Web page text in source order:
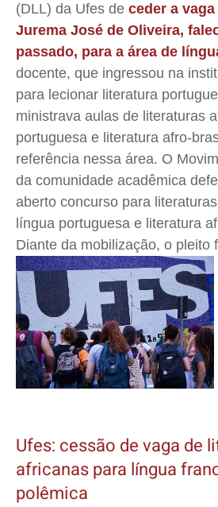
(DLL) da Ufes de ceder a
Jurema José de Oliveira,
passado, para a área de
docente, que ingressou na
para lecionar literatura
ministrava aulas de literaturas
portuguesa e literatura afro-
referência nessa área. O
da comunidade acadêmica
aberto concurso para
língua portuguesa e literatura
Diante da mobilização, o pleito
Ufes: cessão de vaga de
africanas para língua
polêmica